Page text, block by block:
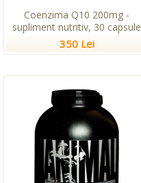
Coenzima Q10 200mg -
supliment nutritiv, 30 capsule
350 Lei